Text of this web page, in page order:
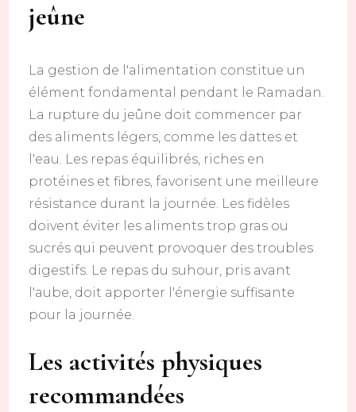
jeûne
La gestion de l'alimentation constitue un
élément fondamental pendant le Ramadan.
La rupture du jeûne doit commencer par
des aliments légers, comme les dattes et
l'eau. Les repas équilibrés, riches en
protéines et fibres, favorisent une meilleure
résistance durant la journée. Les fidèles
doivent éviter les aliments trop gras ou
sucrés qui peuvent provoquer des troubles
digestifs. Le repas du suhour, pris avant
l'aube, doit apporter l'énergie suffisante
pour la journée.
Les activités physiques
recommandées